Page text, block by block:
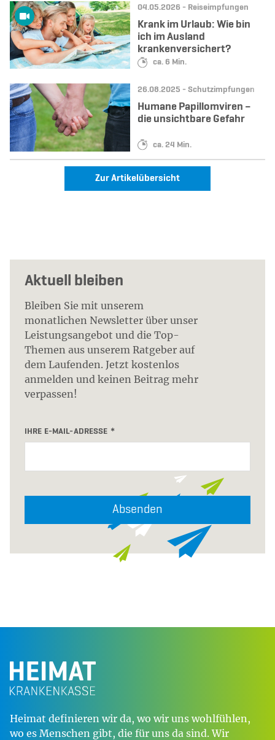
Datum:
04.05.2026 - Kategorie:
Reiseimpfungen
Lesedauer:
ca. 6 Min.
Krank im Urlaub: Wie bin
ich im Ausland
krankenversichert?
Datum:
26.08.2025 - Kategorie:
Schutzimpfungen
Lesedauer:
ca. 24 Min.
Humane Papillomviren –
die unsichtbare Gefahr
Zur Artikelübersicht
Aktuell bleiben
Bleiben Sie mit unserem
monatlichen Newsletter über unser
Leistungsangebot und die Top-
Themen aus unserem Ratgeber auf
dem Laufenden. Jetzt kostenlos
anmelden und keinen Beitrag mehr
verpassen!
IHRE E-MAIL-ADRESSE
Absenden
Heimat definieren wir da, wo wir uns wohlfühlen,
wo es Menschen gibt, die für uns da sind. Wir